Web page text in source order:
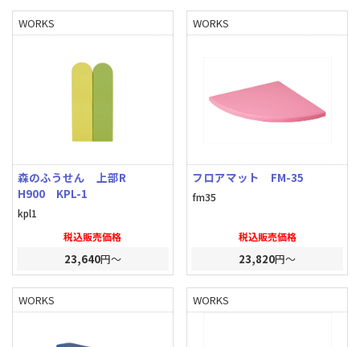
WORKS
森のふうせん 上部R
H900 KPL-1
kpl1
税込販売価格
23,640円～
WORKS
フロアマット FM-35
fm35
税込販売価格
23,820円～
WORKS WORKS